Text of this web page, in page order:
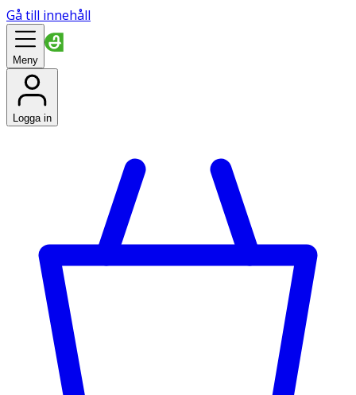
Gå till innehåll
Meny
Logga in